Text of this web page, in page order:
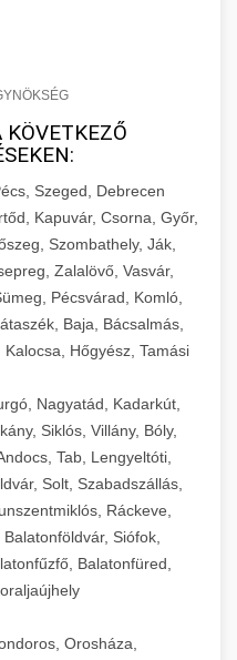
KÖVETKEZŐ
Szeged, Debrecen
Kapuvár, Csorna, Győr,
Szombathely, Ják,
Zalalövő, Vasvár,
Pécsvárad, Komló,
Baja, Bácsalmás,
Hőgyész, Tamási
Nagyatád, Kadarkút,
Siklós, Villány, Bóly,
Tab, Lengyeltóti,
Solt, Szabadszállás,
Ráckeve,
Siófok,
Balatonfüred,
Orosháza,